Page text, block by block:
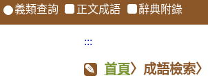
義類查詢 正文成語 辭典附錄
:::
首頁〉成語檢索